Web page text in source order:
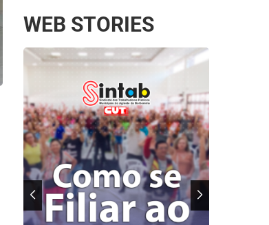
WEB STORIES